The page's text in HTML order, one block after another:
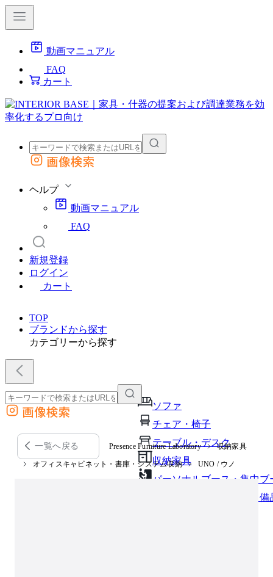
動画マニュアル
FAQ
カート
外部サイトの商品をカートに追加
画像検索
ヘルプ
動画マニュアル
FAQ
新規登録
ログイン
カート
TOP
ブランドから探す
カテゴリーから探す
ソファ
チェア・椅子
テーブル・デスク
収納家具
パーソナルブース・集中ブ
オフィスアクセサリー・備
外部サイトの商品をカートに追加
他のサイトで見つけた商品ページのURLを貼り付けて、カートに追加できます
画像検索
一覧へ戻る Presence Furniture Laboratory 収納家具
オフィスキャビネット・書庫・システム収納 UNO / ウノ